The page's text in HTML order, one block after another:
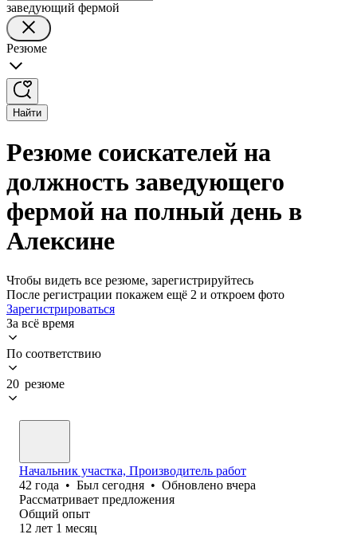
заведующий фермой
Резюме
Найти
Резюме соискателей на
должность заведующего
фермой на полный день в
Алексине
Чтобы видеть все резюме, зарегистрируйтесь
После регистрации покажем ещё 2 и откроем фото
Зарегистрироваться
За всё время
По соответствию
20 резюме
Начальник участка, Производитель работ
42 года • Был сегодня • Обновлено вчера
Рассматривает предложения
Общий опыт
12 лет 1 месяц